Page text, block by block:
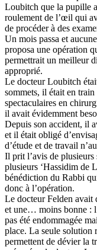
Loubitch que la pupille
roulement de l’œil qui
de procéder à des
Un mois passa et
proposa une opération
permettrait un meilleur
approprié.
Le docteur Loubitch
sommets, il était en
spectaculaires en
il avait évidemment
Depuis son accident, il
et il était obligé
d’étude et de travail
Il prit l’avis de plusieurs
plusieurs ‘Hassidim de
bénédiction du Rabbi
donc à l’opération.
Le docteur Felden avait
et une… moins bonne :
pas été endommagée
place. La seule solution
permettent de dévier la